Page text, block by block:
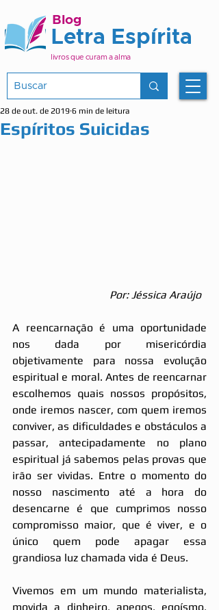
Letra Espírita
Blog
livros que curam a alma
Espíritos Suicidas
28 de out. de 2019 6 min de leitura
Por: Jéssica Araújo
A reencarnação é uma oportunidade
nos dada por misericórdia
objetivamente para nossa evolução
espiritual e moral. Antes de reencarnar
escolhemos quais nossos propósitos,
onde iremos nascer, com quem iremos
conviver, as dificuldades e obstáculos a
passar, antecipadamente no plano
espiritual já sabemos pelas provas que
irão ser vividas. Entre o momento do
nosso nascimento até a hora do
desencarne é que cumprimos nosso
compromisso maior, que é viver, e o
único quem pode apagar essa
grandiosa luz chamada vida é Deus.
Vivemos em um mundo materialista,
movida a dinheiro, apegos, egoísmo,